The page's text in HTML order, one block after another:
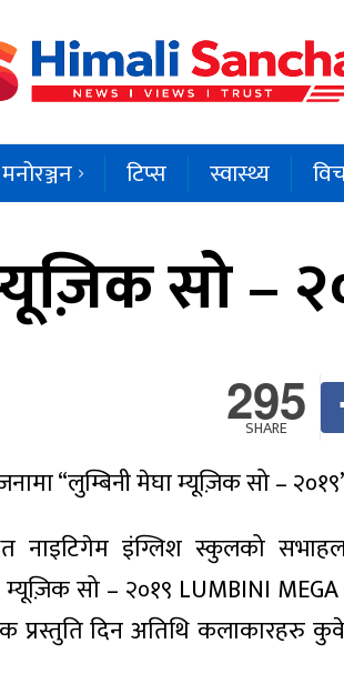
मनोरञ्जन टिप्स स्वास्थ्य
सो –
295
SHARE
“लुम्बिनी मेघा म्यूज़िक सो –
नाइटिगेम इंग्लिश स्कुलको
म्यूज़िक सो – २०१९ LUMBINI
प्रस्तुति दिन अतिथि कलाकारहरु